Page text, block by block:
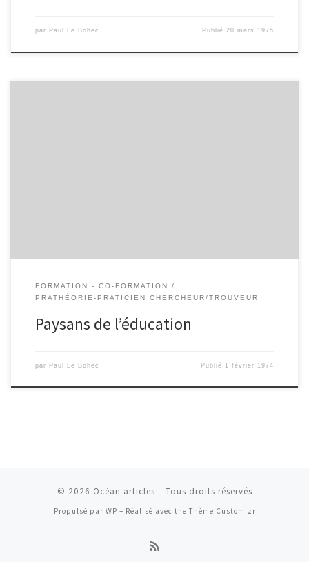
par Paul Le Bohec Publié 20 mars 1975
FORMATION - CO-FORMATION
PRATHÉORIE-PRATICIEN CHERCHEUR/TROUVEUR
Paysans de l’éducation
par Paul Le Bohec Publié 1 février 1974
© 2026 Océan articles – Tous droits réservés
Propulsé par WP – Réalisé avec the Thème Customizr